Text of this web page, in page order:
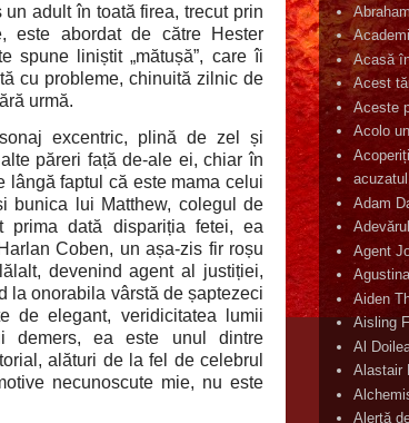
adult în toată firea, trecut prin
este abordat de către Hester
spune liniștit „mătușă”, care îi
cu probleme, chinuită zilnic de
urmă.
excentric, plină de zel și
păreri față de-ale ei, chiar în
lângă faptul că este mama celui
bunica lui Matthew, colegul de
dată dispariția fetei, ea
Coben, un așa-zis fir roșu
devenind agent al justiției,
la onorabila vârstă de șaptezeci
de elegant, veridicitatea lumii
demers, ea este unul dintre
alături de la fel de celebrul
necunoscute mie, nu este
Acasă
Acest
Aceste
Acolo
acuzatul
Adam
Agent
Aiden
Aisling
Al
Alastair
Alertă